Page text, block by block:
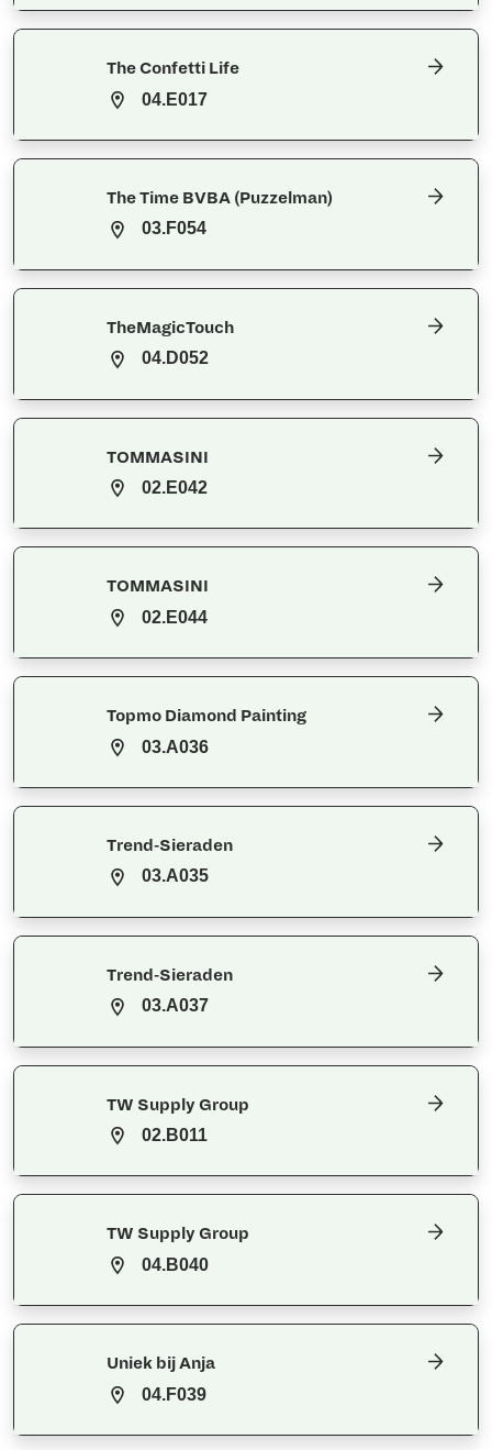
The Confetti Life
04.E017
The Time BVBA (Puzzelman)
03.F054
TheMagicTouch
04.D052
TOMMASINI
02.E042
TOMMASINI
02.E044
Topmo Diamond Painting
03.A036
Trend-Sieraden
03.A035
Trend-Sieraden
03.A037
TW Supply Group
02.B011
TW Supply Group
04.B040
Uniek bij Anja
04.F039